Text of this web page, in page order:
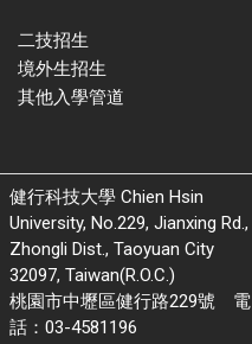
二技招生
境外生招生
其他入學管道
健行科技大學 Chien Hsin
University, No.229, Jianxing Rd.,
Zhongli Dist., Taoyuan City
32097, Taiwan(R.O.C.)
桃園市中壢區健行路229號 電
話：03-4581196